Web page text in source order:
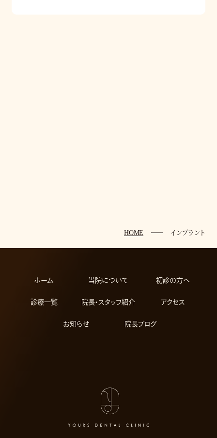
011-206-8241 Web
HOME インプラント
ホーム 当院について 初診の方へ
診療一覧 院長・スタッフ紹介 アクセス
お知らせ 院長ブログ